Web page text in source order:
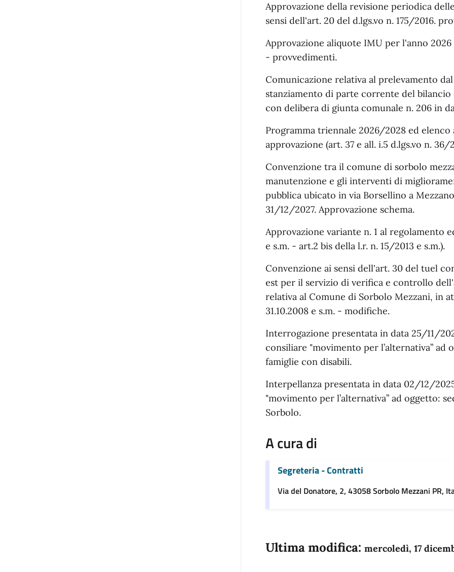
Approvazione della revisione periodica
sensi dell'art. 20 del d.lgs.vo n. 175/2016.
Approvazione aliquote IMU per l'anno 2026
- provvedimenti.
Comunicazione relativa al prelevamento
stanziamento di parte corrente del
con delibera di giunta comunale n. 206 in
Programma triennale 2026/2028 ed
approvazione (art. 37 e all. i.5 d.lgs.vo n. 36/
Convenzione tra il comune di sorbolo
manutenzione e gli interventi di
pubblica ubicato in via Borsellino a
31/12/2027. Approvazione schema.
Approvazione variante n. 1 al regolamento
e s.m. - art.2 bis della l.r. n. 15/2013 e s.m.).
Convenzione ai sensi dell'art. 30 del tuel
est per il servizio di verifica e controllo
relativa al Comune di Sorbolo Mezzani, in
31.10.2008 e s.m. - modifiche.
Interrogazione presentata in data 25/11/
consiliare "movimento per l’alternativa” ad
famiglie con disabili.
Interpellanza presentata in data 02/12/
"movimento per l’alternativa” ad oggetto:
Sorbolo.
A cura di
Segreteria - Contratti
Via del Donatore, 2, 43058 Sorbolo Mezzani PR,
Ultima modifica: mercoledì, 17